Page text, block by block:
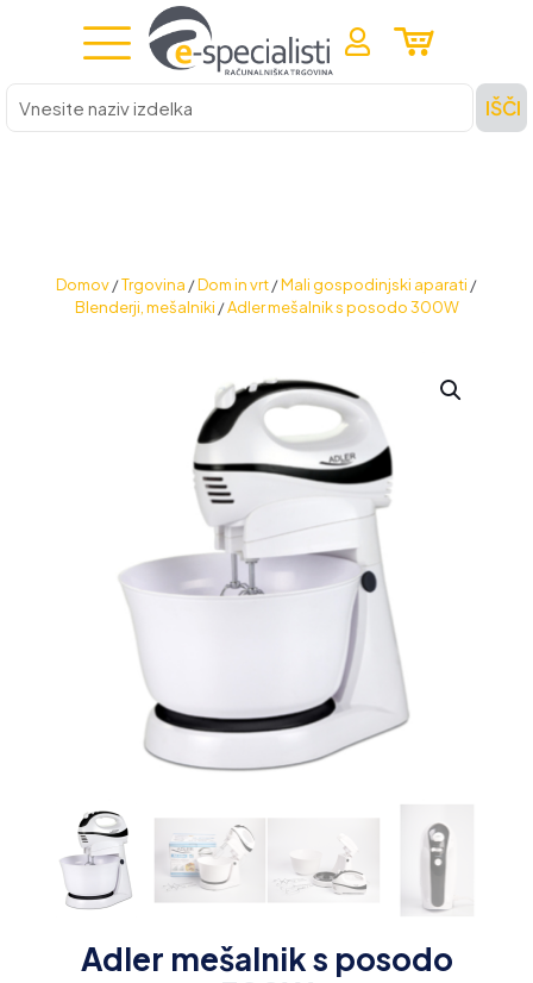
Vnesite
naziv
izdelka
IŠČI
Domov/Trgovina /Dom in vrt/Mali gospodinjski aparati /
Blenderji, mešalniki /Adler mešalnik s posodo 300W
Adler mešalnik s posodo